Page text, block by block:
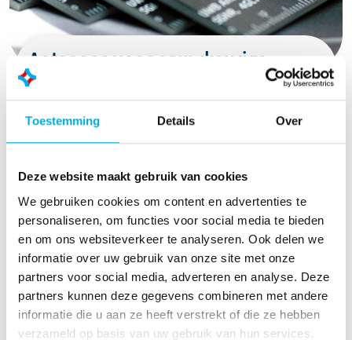
Toestemming Details Over
Deze website maakt gebruik van cookies
We gebruiken cookies om content en advertenties te
personaliseren, om functies voor social media te bieden
en om ons websiteverkeer te analyseren. Ook delen we
informatie over uw gebruik van onze site met onze
partners voor social media, adverteren en analyse. Deze
partners kunnen deze gegevens combineren met andere
informatie die u aan ze heeft verstrekt of die ze hebben
verzameld op basis van uw gebruik van hun services.
Antennes voor nauwkeurige
locatiebepaling
als binnen, zijn hoogwaardige antennes
essentieel. GNSS‑antennes van u‑blox bieden
werken met alle belangrijke satellietconstellaties
zoals GPS, GLONASS, Galileo en BeiDou.
Hierdoor leveren ze stabiele en nauwkeurige
positiedata in uiteenlopende omgevingen, van
voertuigen en industriële installaties tot mobiele
apparatuur.
Voor binnenomgevingen waar GNSS-signalen
wegvallen, biedt Bluetooth indoor positioning